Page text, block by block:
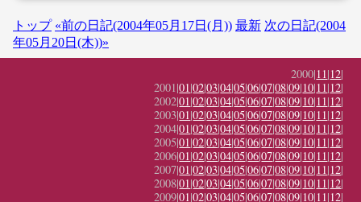
トップ «前の日記(2004年05月17日(月)) 最新 次の日記(2004
年05月20日(木))»
2000|11|12|
2001|01|02|03|04|05|06|07|08|09|10|11|12|
2002|01|02|03|04|05|06|07|08|09|10|11|12|
2003|01|02|03|04|05|06|07|08|09|10|11|12|
2004|01|02|03|04|05|06|07|08|09|10|11|12|
2005|01|02|03|04|05|06|07|08|09|10|11|12|
2006|01|02|03|04|05|06|07|08|09|10|11|12|
2007|01|02|03|04|05|06|07|08|09|10|11|12|
2008|01|02|03|04|05|06|07|08|09|10|11|12|
2009|01|02|03|04|05|06|07|08|09|10|11|12|